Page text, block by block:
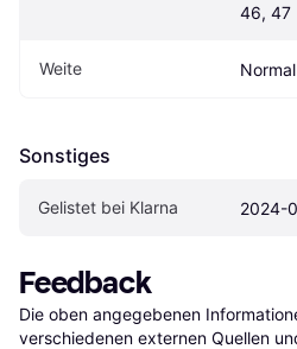
46, 47
Weite Normal
Sonstiges
Gelistet bei Klarna 2024-
Feedback
Die oben angegebenen
verschiedenen externen Quellen